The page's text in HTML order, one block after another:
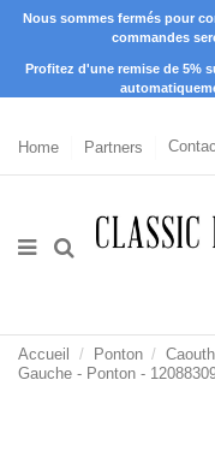
Nous sommes fermés pour
commandes
Profitez d'une remise de 5%
Home Partners
Accueil Ponton
Gauche - Ponton -